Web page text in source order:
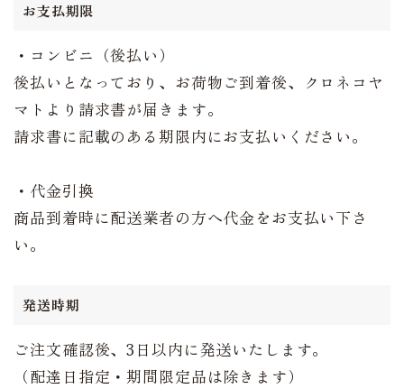
お支払期限
・コンビニ（後払い）
後払いとなっており、お荷物ご到着後、クロネコヤ
マトより請求書が届きます。
請求書に記載のある期限内にお支払いください。
・代金引換
商品到着時に配送業者の方へ代金をお支払い下さ
い。
発送時期
ご注文確認後、3日以内に発送いたします。
（配達日指定・期間限定品は除きます）